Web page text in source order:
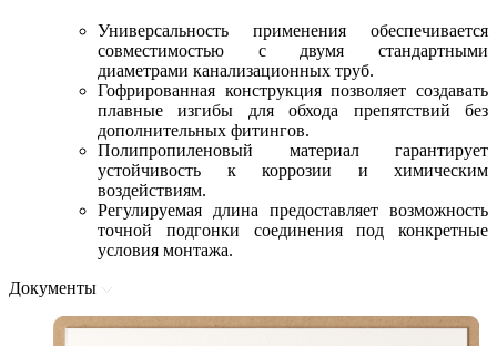
Универсальность применения обеспечивается
совместимостью с двумя стандартными
диаметрами канализационных труб.
Гофрированная конструкция позволяет создавать
плавные изгибы для обхода препятствий без
дополнительных фитингов.
Полипропиленовый материал гарантирует
устойчивость к коррозии и химическим
воздействиям.
Регулируемая длина предоставляет возможность
точной подгонки соединения под конкретные
условия монтажа.
Документы